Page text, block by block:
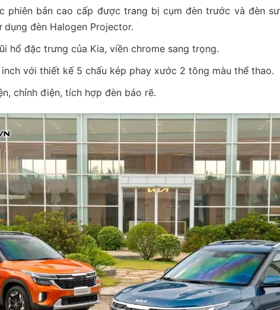
phiên bản cao cấp được trang bị cụm đèn trước và đèn
đèn Halogen Projector.
hổ đặc trưng của Kia, viền chrome sang trọng.
inch với thiết kế 5 chấu kép phay xước 2 tông màu thể thao.
chỉnh điện, tích hợp đèn báo rẽ.